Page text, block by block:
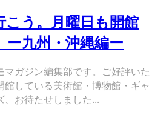
う。月曜日も開館
九州・沖縄編ー
マガジン編集部です。ご好評いた
している美術館・博物館・ギャ
、お待たせしました...